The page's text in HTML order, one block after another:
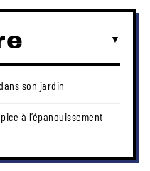
son jardin
à l’épanouissement